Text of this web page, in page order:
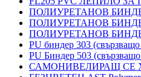
ПОЛИУРЕТАНОВ
ПОЛИУРЕТАНОВ
ПОЛИУРЕТАНОВ
PU биндер 303
PU Биндер 503
САМОНИВЕЛИРАЩ СЕ